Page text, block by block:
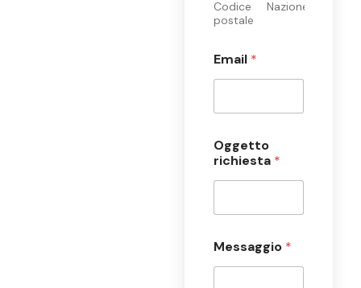
Codice
postale
Nazione
Email *
Oggetto
richiesta *
Messaggio *